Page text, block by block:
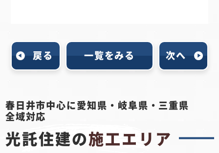
戻る 一覧をみる 次へ
春日井市中心に愛知県・岐阜県・三重県
全域対応
光託住建の施工エリア